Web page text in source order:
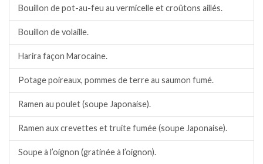
Bouillon de pot-au-feu au vermicelle et croûtons aillés.
Bouillon de volaille.
Harira façon Marocaine.
Potage poireaux, pommes de terre au saumon fumé.
Ramen au poulet (soupe Japonaise).
Rāmen aux crevettes et truite fumée (soupe Japonaise).
Soupe à l’oignon (gratinée à l’oignon).